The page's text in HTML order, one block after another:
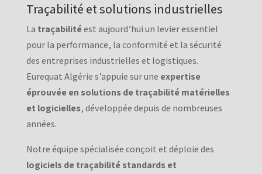
Traçabilité et solutions industrielles
La traçabilitéest aujourd’hui un levier essentiel
pour la performance, la conformité et la sécurité
des entreprises industrielles et logistiques.
Eurequat Algérie s’appuie sur une expertise
éprouvée en solutions de traçabilité matérielles
et logicielles, développée depuis de nombreuses
années.
Notre équipe spécialisée conçoit et déploie des
logiciels de traçabilité standards et